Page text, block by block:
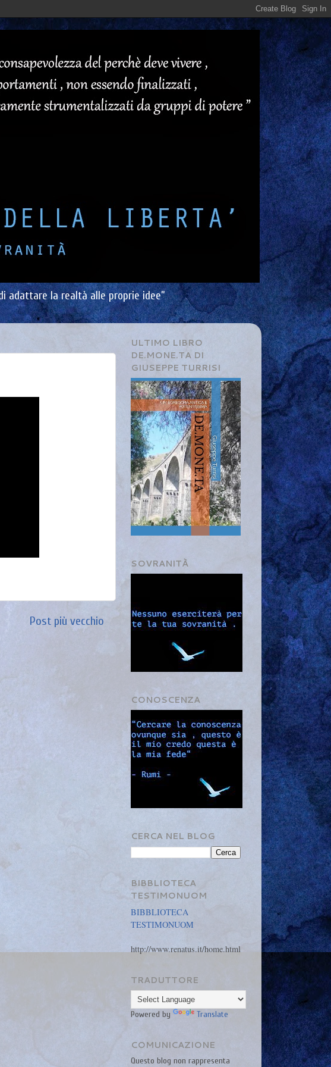
adattare la realtà alle proprie idee”
Post più vecchio
ULTIMO LIBRO
DE.MONE.TA DI
GIUSEPPE TURRISI
SOVRANITÀ
CONOSCENZA
CERCA NEL BLOG
BIBBLIOTECA
TESTIMONUOM
BIBBLIOTECA
TESTIMONUOM
http://www.renatus.it/home.html
TRADUTTORE
Powered by Translate
COMUNICAZIONE
Questo blog non rappresenta